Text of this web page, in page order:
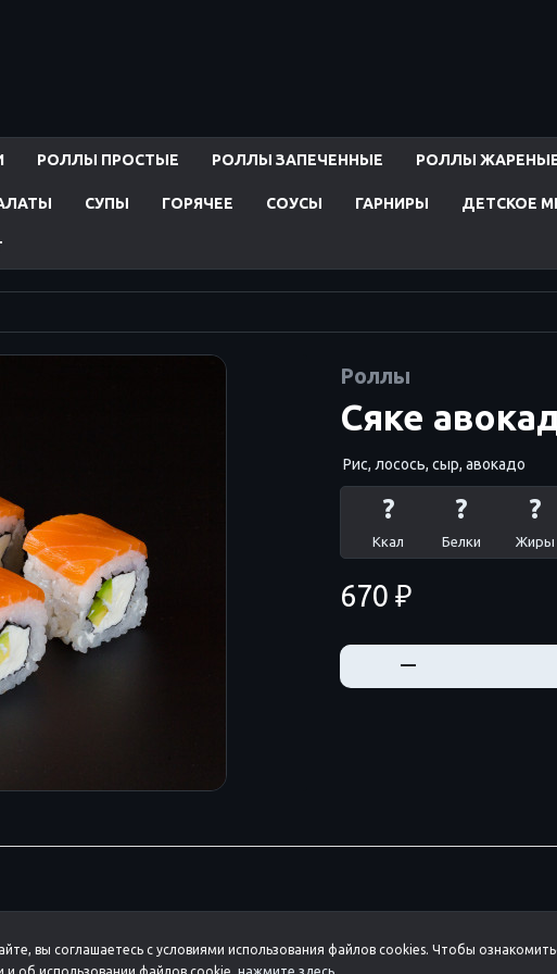
РОЛЛЫ ПРОСТЫЕ РОЛЛЫ ЗАПЕЧЕННЫЕ РОЛЛЫ
СУПЫ ГОРЯЧЕЕ СОУСЫ ГАРНИРЫ ДЕТСКОЕ
Роллы
Сяке
Рис, лосось, сыр, авокадо
? ? ?
Ккал Белки Жиры
670 ₽
—
вы соглашаетесь с условиями использования файлов cookies. Чтобы